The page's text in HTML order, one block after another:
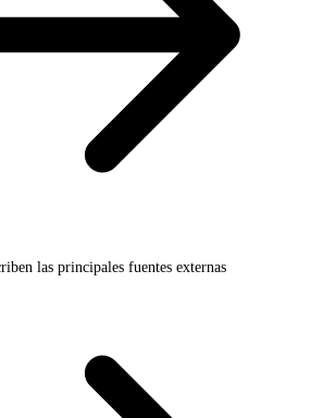
las principales fuentes externas